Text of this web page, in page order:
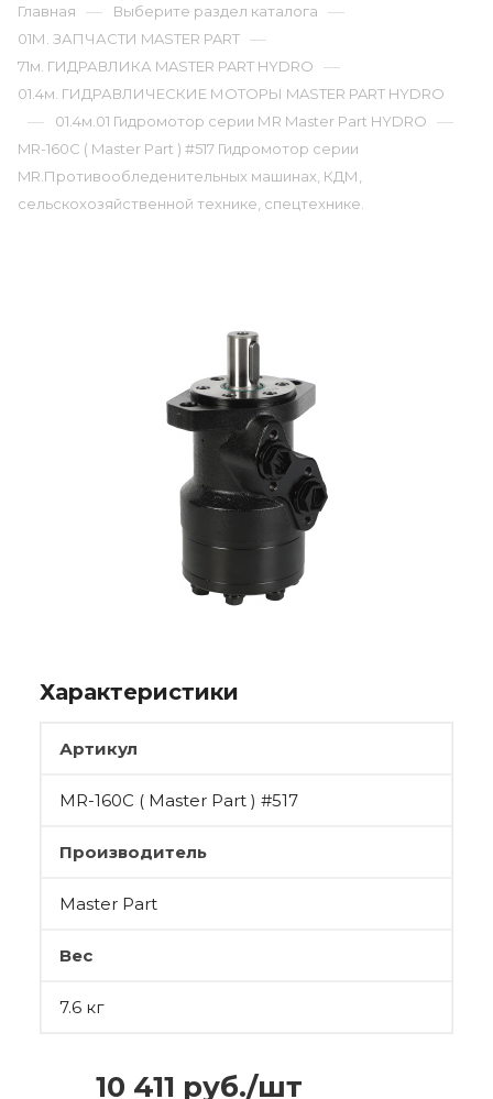
Главная — Выберите раздел каталога —
01М. ЗАПЧАСТИ MASTER PART —
71м. ГИДРАВЛИКА MASTER PART HYDRO —
01.4м. ГИДРАВЛИЧЕСКИЕ МОТОРЫ MASTER PART HYDRO
— 01.4м.01 Гидромотор серии МR Master Part HYDRO —
MR-160C ( Master Part ) #517 Гидромотор серии
MR.Противообледенительных машинах, КДМ,
сельскохозяйственной технике, спецтехнике.
Характеристики
Артикул
MR-160C ( Master Part ) #517
Производитель
Master Part
Вес
7.6 кг
10 411 руб./шт